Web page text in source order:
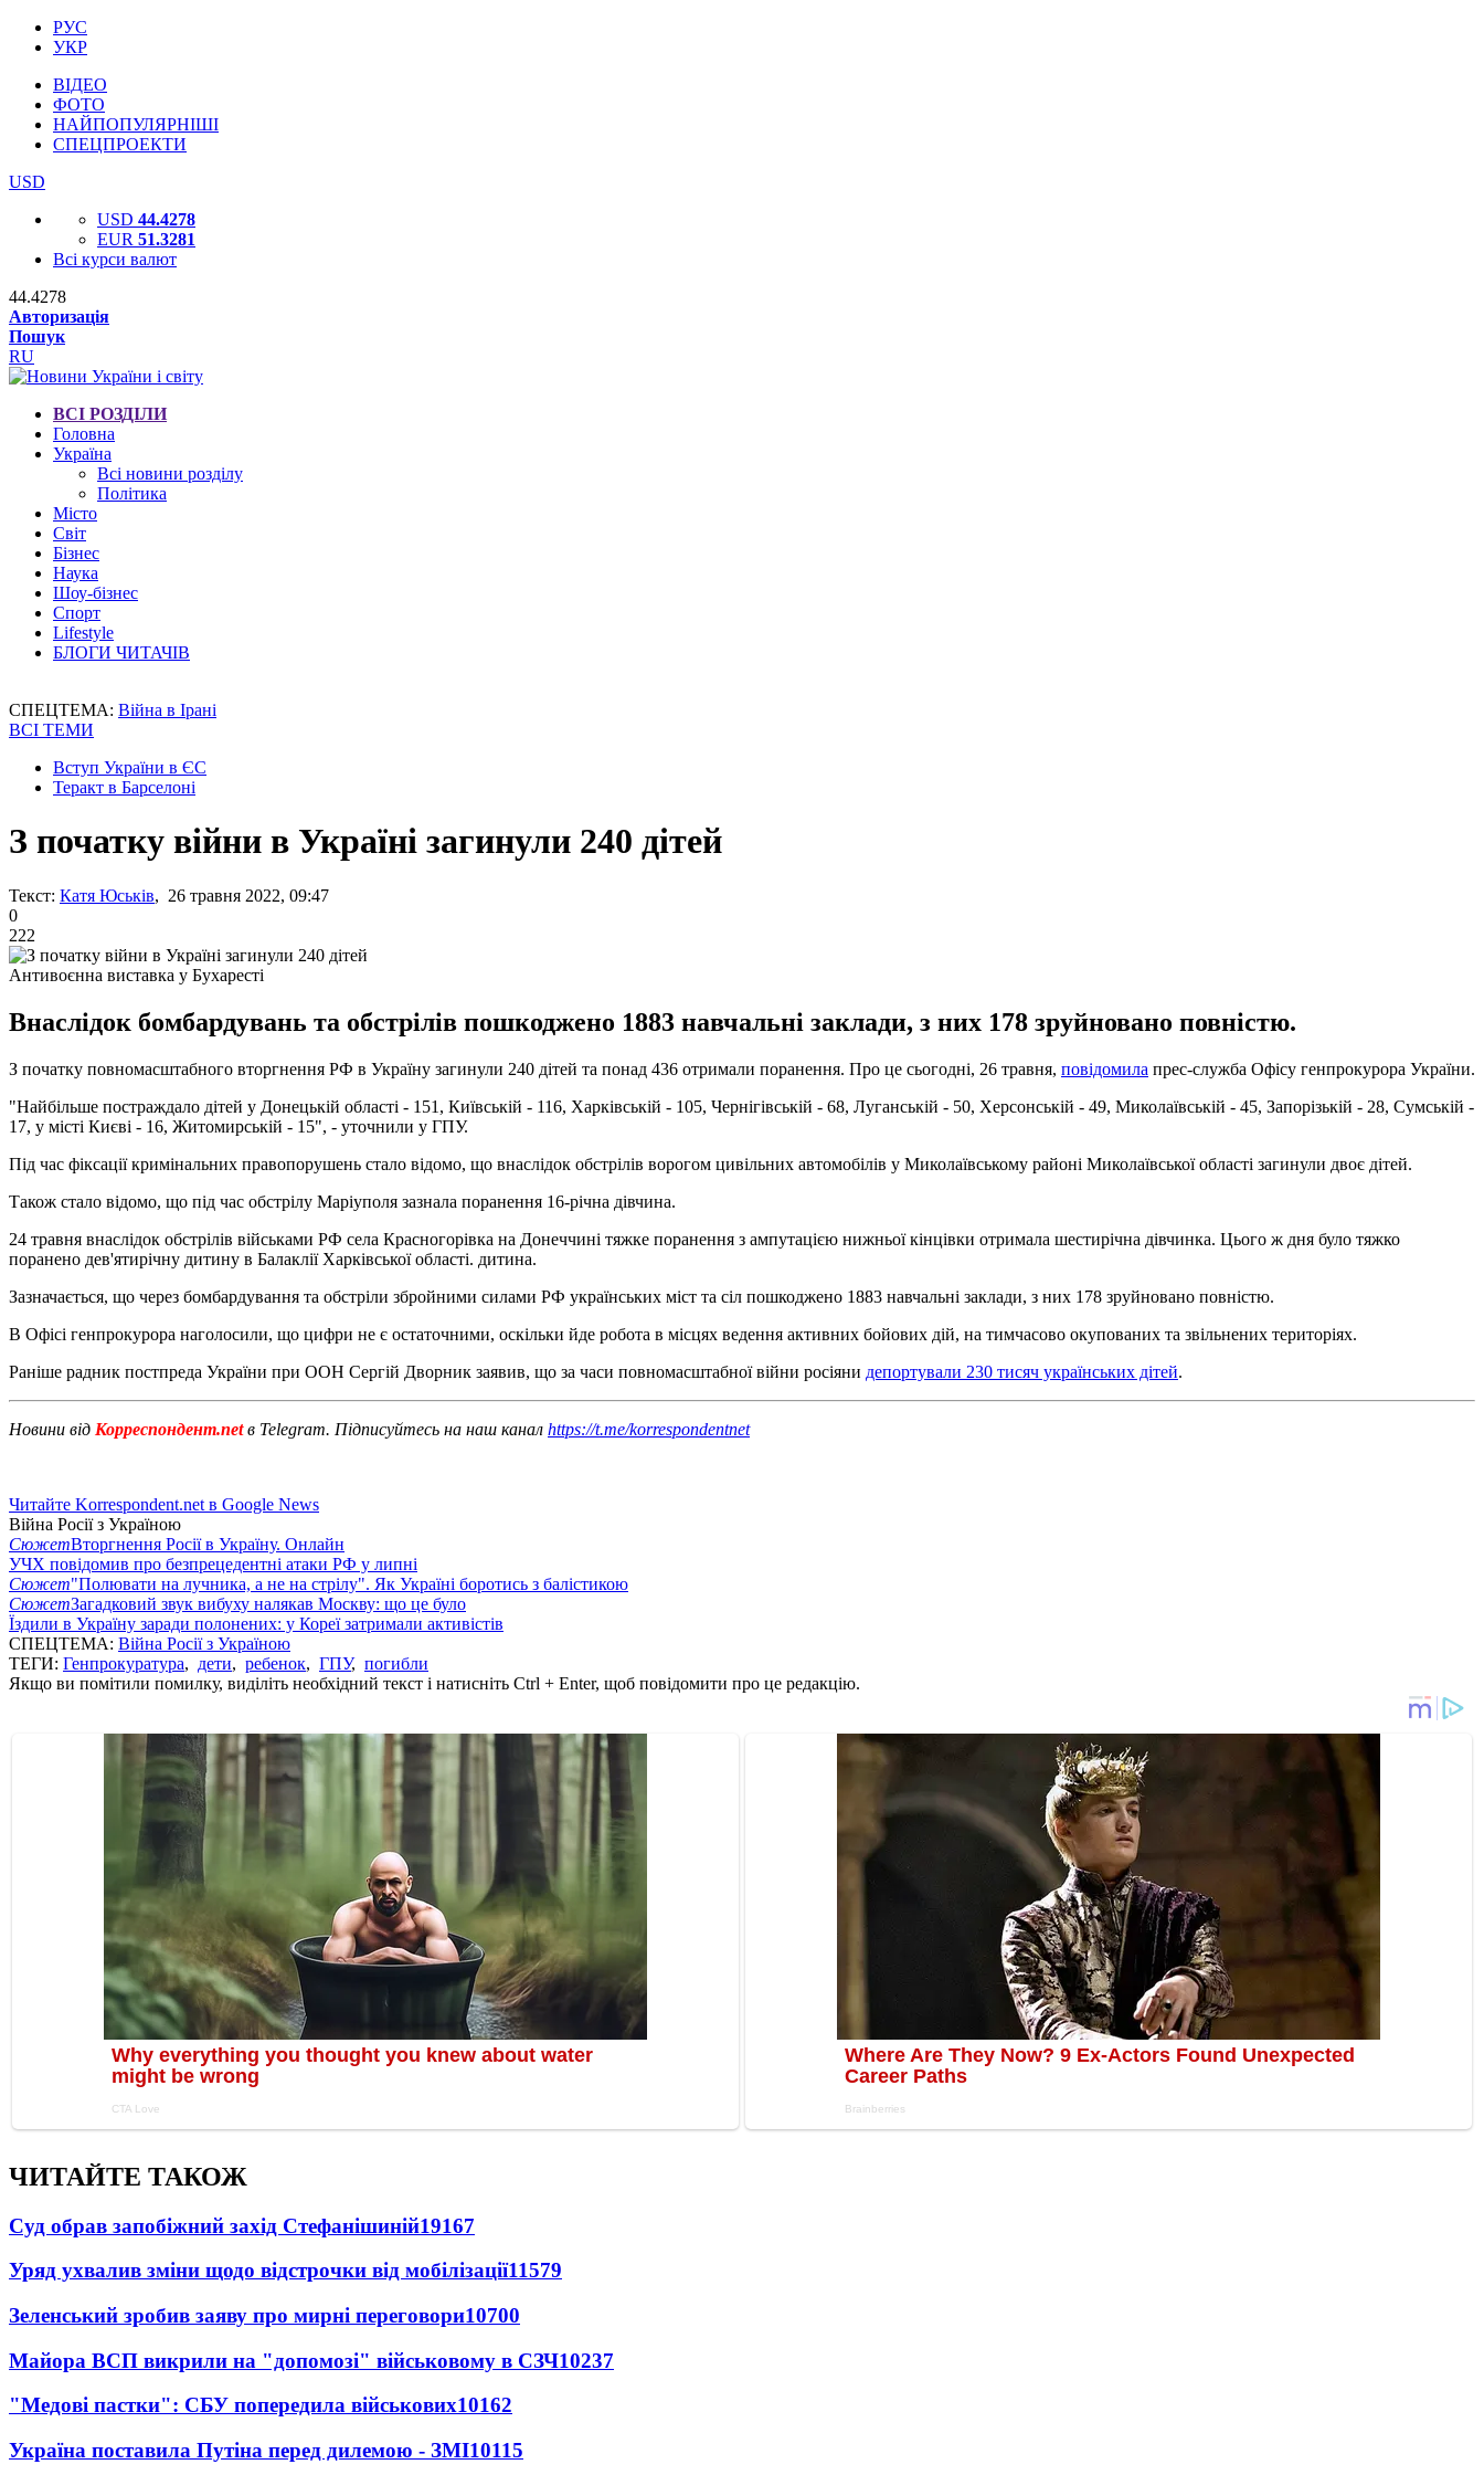
РУС
УКР
ВІДЕО
ФОТО
НАЙПОПУЛЯРНІШІ
СПЕЦПРОЕКТИ
USD
USD 44.4278
EUR 51.3281
Всі курси валют
44.4278
Авторизація
Пошук
RU
ВСІ РОЗДІЛИ
Головна
Україна
Всі новини розділу
Політика
Місто
Світ
Бізнес
Наука
Шоу-бізнес
Спорт
Lifestyle
БЛОГИ ЧИТАЧІВ
СПЕЦТЕМА: Війна в Ірані
ВСІ ТЕМИ
Вступ України в ЄС
Теракт в Барселоні
З початку війни в Україні загинули 240 дітей
Текст: Катя Юськів, 26 травня 2022, 09:47
0
222
Антивоєнна виставка у Бухаресті
Внаслідок бомбардувань та обстрілів пошкоджено 1883 навчальні заклади, з них 178 зруйновано повністю.
З початку повномасштабного вторгнення РФ в Україну загинули 240 дітей та понад 436 отримали поранення. Про це сьогодні, 26 травня, повідомила прес-служба Офісу генпрокурора України.
"Найбільше постраждало дітей у Донецькій області - 151, Київській - 116, Харківській - 105, Чернігівській - 68, Луганській - 50, Херсонській - 49, Миколаївській - 45, Запорізькій - 28, Сумській -
17, у місті Києві - 16, Житомирській - 15", - уточнили у ГПУ.
Під час фіксації кримінальних правопорушень стало відомо, що внаслідок обстрілів ворогом цивільних автомобілів у Миколаївському районі Миколаївської області загинули двоє дітей.
Також стало відомо, що під час обстрілу Маріуполя зазнала поранення 16-річна дівчина.
24 травня внаслідок обстрілів військами РФ села Красногорівка на Донеччині тяжке поранення з ампутацією нижньої кінцівки отримала шестирічна дівчинка. Цього ж дня було тяжко
поранено дев'ятирічну дитину в Балаклії Харківської області. дитина.
Зазначається, що через бомбардування та обстріли збройними силами РФ українських міст та сіл пошкоджено 1883 навчальні заклади, з них 178 зруйновано повністю.
В Офісі генпрокурора наголосили, що цифри не є остаточними, оскільки йде робота в місцях ведення активних бойових дій, на тимчасово окупованих та звільнених територіях.
Раніше радник постпреда України при ООН Сергій Дворник заявив, що за часи повномасштабної війни росіяни депортували 230 тисяч українських дітей.
Новини від Корреспондент.netв Telegram. Підписуйтесь на наш канал https://t.me/korrespondentnet
Читайте Korrespondent.net в Google News
Війна Росії з Україною
СюжетВторгнення Росії в Україну. Онлайн
УЧХ повідомив про безпрецедентні атаки РФ у липні
Сюжет"Полювати на лучника, а не на стрілу". Як Україні боротись з балістикою
СюжетЗагадковий звук вибуху налякав Москву: що це було
Їздили в Україну заради полонених: у Кореї затримали активістів
СПЕЦТЕМА: Війна Росії з Україною
ТЕГИ: Генпрокуратура, дети, ребенок, ГПУ, погибли
Якщо ви помітили помилку, виділіть необхідний текст і натисніть Ctrl + Enter, щоб повідомити про це редакцію.
ЧИТАЙТЕ ТАКОЖ
Суд обрав запобіжний захід Стефанішиній19167
Уряд ухвалив зміни щодо відстрочки від мобілізації11579
Зеленський зробив заяву про мирні переговори10700
Майора ВСП викрили на "допомозі" військовому в СЗЧ10237
"Медові пастки": СБУ попередила військових10162
Україна поставила Путіна перед дилемою - ЗМІ10115